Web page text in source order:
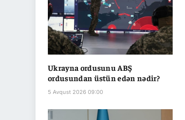
Ukrayna ordusunu ABŞ
ordusundan üstün edən nədir?
5 Avqust 2026 09:00